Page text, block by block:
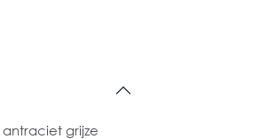
grijze